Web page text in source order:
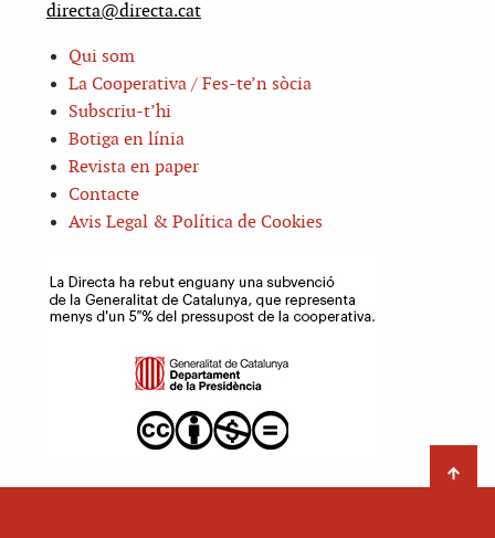
directa@directa.cat
Qui som
La Cooperativa / Fes-te’n sòcia
Subscriu-t’hi
Botiga en línia
Revista en paper
Contacte
Avis Legal & Política de Cookies